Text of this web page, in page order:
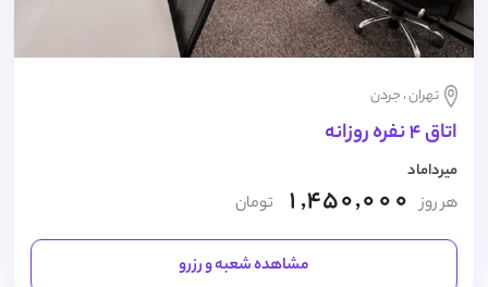
تهران ، جردن
اتاق 4 نفره روزانه
میرداماد
هر روز 1,450,000 تومان
مشاهده شعبه و رزرو